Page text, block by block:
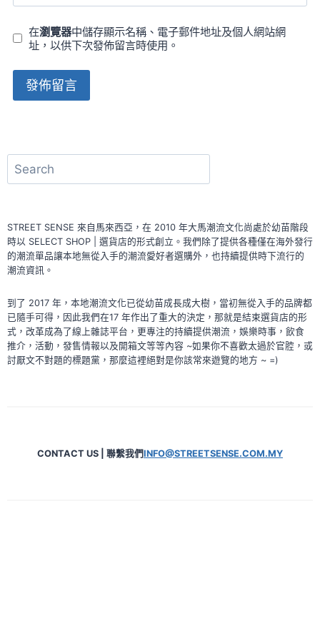
在瀏覽器中儲存顯示名稱、電子郵件地址及個人網站網
址，以供下次發佈留言時使用。
搜
尋
STREET SENSE 來自馬來西亞，在 2010 年大馬潮流文化尚處於幼苗階段
時以 SELECT SHOP | 選貨店的形式創立。我們除了提供各種僅在海外發行
的潮流單品讓本地無從入手的潮流愛好者選購外，也持續提供時下流行的
潮流資訊。
到了 2017 年，本地潮流文化已從幼苗成長成大樹，當初無從入手的品牌都
已隨手可得，因此我們在17 年作出了重大的決定，那就是結束選貨店的形
式，改革成為了線上雜誌平台，更專注的持續提供潮流，娛樂時事，飲食
推介，活動，發售情報以及開箱文等等內容 ~如果你不喜歡太過於官腔，或
討厭文不對題的標題黨，那麼這裡絕對是你該常來遊覽的地方 ~ =)
CONTACT US | 聯繫我們INFO@STREETSENSE.COM.MY